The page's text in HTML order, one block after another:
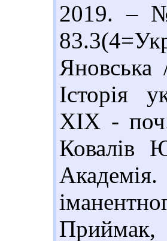
2019. –
Історія
ХІХ -
Приймак,